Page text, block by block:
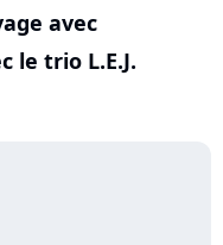
avec
le trio L.E.J.